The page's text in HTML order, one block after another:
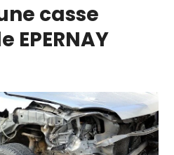
casse